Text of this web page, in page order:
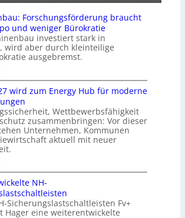
Forschungsförderung braucht
und weniger Bürokratie
investiert stark in
wird aber durch kleinteilige
ausgebremst.
wird zum Energy Hub für moderne
Wettbewerbsfähigkeit
zusammenbringen: Vor dieser
Unternehmen, Kommunen
aktuell mit neuer
NH-
Sicherungslastschaltleisten Fv+
Hager eine weiterentwickelte